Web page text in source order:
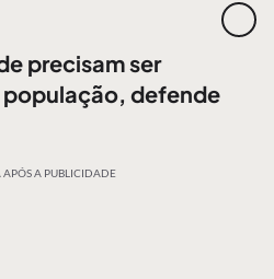
precisam ser
defende
A PUBLICIDADE